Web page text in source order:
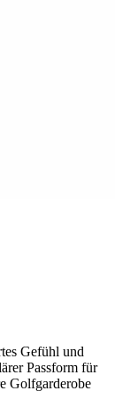
Gefühl und
Passform für
Golfgarderobe